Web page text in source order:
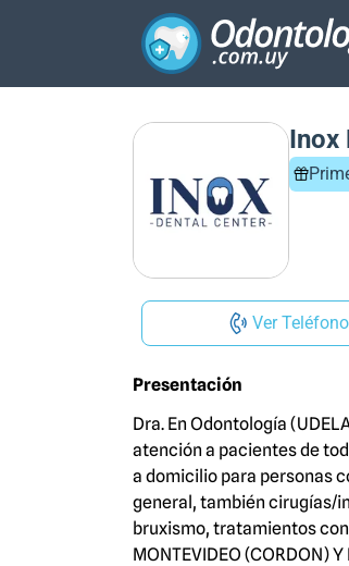
Inox
Ver Teléfono
Presentación
Dra. En Odontología
atención a pacientes de
a domicilio para personas
general, también cirugías/
bruxismo, tratamientos
MONTEVIDEO (CORDON)